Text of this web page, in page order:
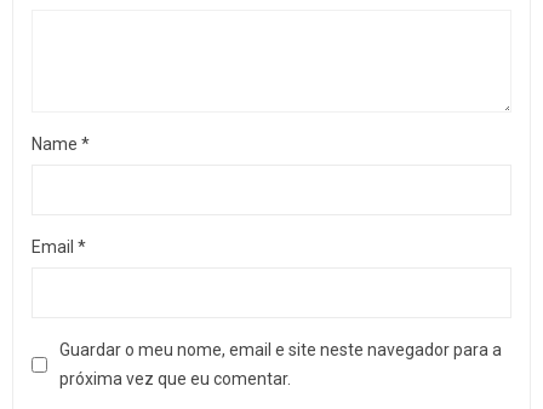
Name *
Email *
Guardar o meu nome, email e site neste navegador para a
próxima vez que eu comentar.